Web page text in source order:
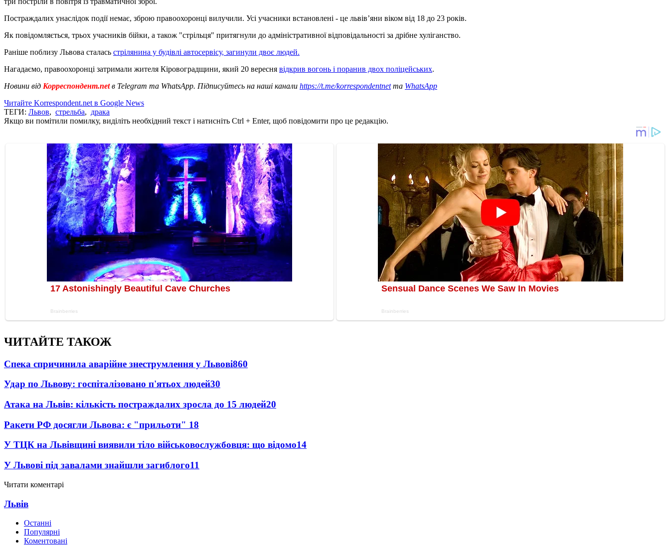
Постраждалих унаслідок події немає, зброю правоохоронці вилучили. Усі учасники встановлені - це львівʼяни віком від 18 до 23 років.
Як повідомляється, трьох учасників бійки, а також "стрільця" притягнули до адміністративної відповідальності за дрібне хуліганство.
Раніше поблизу Львова сталась стрілянина у будівлі автосервісу, загинули двоє людей.
Нагадаємо, правоохоронці затримали жителя Кіровоградщини, який 20 вересня відкрив вогонь і поранив двох поліцейських.
Новини від Корреспондент.netв Telegram та WhatsApp. Підписуйтесь на наші канали https://t.me/korrespondentnetта WhatsApp
Читайте Korrespondent.net в Google News
ТЕГИ: Львов, стрельба, драка
Якщо ви помітили помилку, виділіть необхідний текст і натисніть Ctrl + Enter, щоб повідомити про це редакцію.
ЧИТАЙТЕ ТАКОЖ
Спека спричинила аварійне знеструмлення у Львові860
Удар по Львову: госпіталізовано п'ятьох людей30
Атака на Львів: кількість постраждалих зросла до 15 людей20
Ракети РФ досягли Львова: є "прильоти" 18
У ТЦК на Львівщині виявили тіло військовослужбовця: що відомо14
У Львові під завалами знайшли загиблого11
Читати коментарі
Львів
Останні
Популярні
Коментовані